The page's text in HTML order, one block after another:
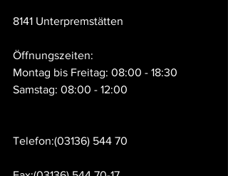
8141 Unterpremstätten
Öffnungszeiten:
Montag bis Freitag: 08:00 - 18:30
Samstag: 08:00 - 12:00
Telefon:(03136) 544 70